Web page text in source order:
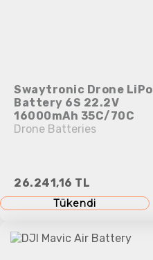
Swaytronic Drone LiPo
Battery 6S 22.2V
16000mAh 35C/70C
Drone Batteries
26.241,16 TL
Tükendi